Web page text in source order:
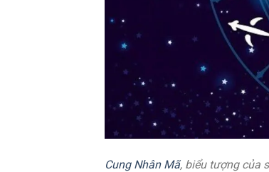
Cung Nhân Mã, biểu tượng của